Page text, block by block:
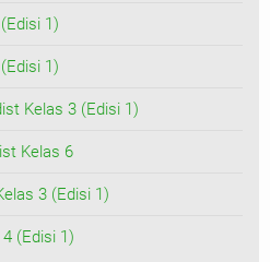
1)
1)
Kelas 3 (Edisi 1)
Kelas 6
3 (Edisi 1)
(Edisi 1)